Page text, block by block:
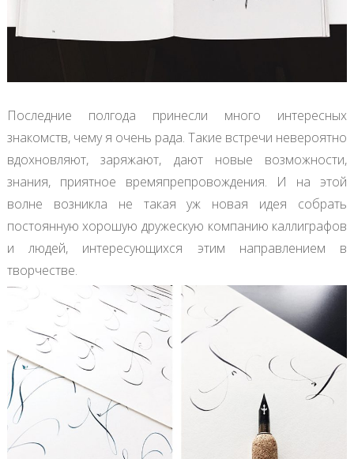
Последние полгода принесли много интересных
знакомств, чему я очень рада. Такие встречи невероятно
вдохновляют, заряжают, дают новые возможности,
знания, приятное времяпрепровождения. И на этой
волне возникла не такая уж новая идея собрать
постоянную хорошую дружескую компанию каллиграфов
и людей, интересующихся этим направлением в
творчестве.